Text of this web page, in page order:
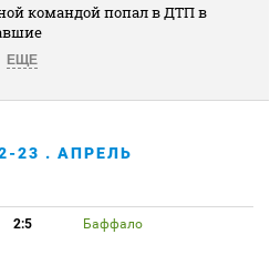
командой попал в ДТП в
ЕЩЕ
23 . АПРЕЛЬ
2:5 Баффало